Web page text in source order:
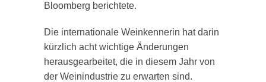
Bloomberg berichtete.
Die internationale Weinkennerin hat darin
kürzlich acht wichtige Änderungen
herausgearbeitet, die in diesem Jahr von
der Weinindustrie zu erwarten sind.